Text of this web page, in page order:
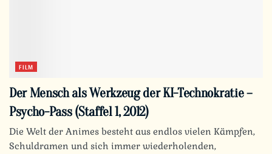
FILM
Der Mensch als Werkzeug der KI-Technokratie –
Psycho-Pass (Staffel 1, 2012)
Die Welt der Animes besteht aus endlos vielen Kämpfen,
Schuldramen und sich immer wiederholenden,